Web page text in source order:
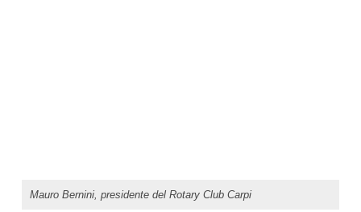
Mauro Bernini, presidente del Rotary Club Carpi